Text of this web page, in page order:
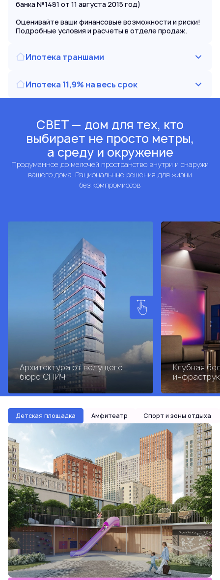
банка №1481 от 11 августа 2015 год)
Оценивайте ваши финансовые возможности и риски!
Подробные условия и расчеты в отделе продаж.
Ипотека траншами
Ипотека 11,9% на весь срок
СВЕТ — дом для тех, кто
выбирает не просто метры,
а среду и окружение
Продуманное до мелочей пространство внутри и снаружи
вашего дома. Рациональные решения для жизни
без компромиссов
Архитектура от ведущего
бюро СПИЧ
Клубная
Детская площадка Амфитеатр Спорт и зоны отдыха